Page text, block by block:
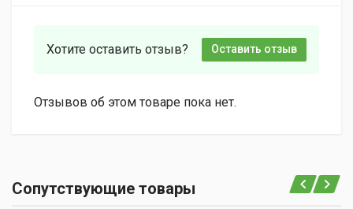
Хотите оставить отзыв? Оставить отзыв
Отзывов об этом товаре пока нет.
Сопутствующие товары